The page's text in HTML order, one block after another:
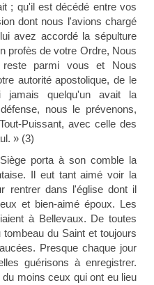
; qu'il est décédé entre vos
dont nous l'avions chargé
avez accordé la sépulture
profès de votre Ordre, Nous
parmi vous et Nous
autorité apostolique, de le
jamais quelqu'un avait la
nous le prévenons,
Puissant, avec celle des
. » (3)
porta à son comble la
Il eut tant aimé voir la
rentrer dans l'église dont il
et bien-aimé époux. Les
à Bellevaux. De toutes
du Saint et toujours
Presque chaque jour
guérisons à enregistrer.
moins ceux qui ont eu lieu